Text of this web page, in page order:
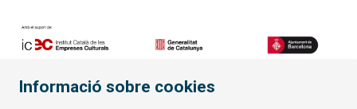
Diapositiva 2 de 7
Informació sobre cookies